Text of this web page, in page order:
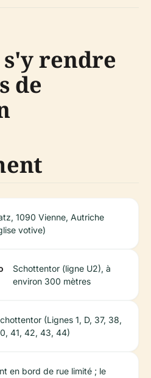
rendre
de
1090 Vienne, Autriche
votive)
Schottentor (ligne U2), à
environ 300 mètres
(Lignes 1, D, 37, 38,
41, 42, 43, 44)
en bord de rue limité ; le